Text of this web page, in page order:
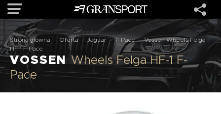
OFERTA
MARKI
Strona główna - Oferta - Jaguar - F-Pace - Vossen Wheels Felga
HF-1 F-Pace
VOSSENWheels Felga HF-1 F-
Pace